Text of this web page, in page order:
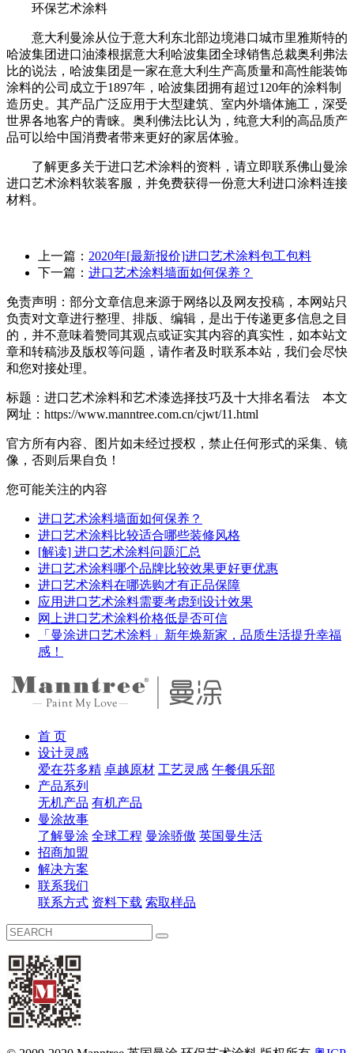
环保艺术涂料
意大利曼涂从位于意大利东北部边境港口城市里雅斯特的
哈波集团进口油漆根据意大利哈波集团全球销售总裁奥利弗法
比的说法，哈波集团是一家在意大利生产高质量和高性能装饰
涂料的公司成立于1897年，哈波集团拥有超过120年的涂料制
造历史。其产品广泛应用于大型建筑、室内外墙体施工，深受
世界各地客户的青睐。奥利佛法比认为，纯意大利的高品质产
品可以给中国消费者带来更好的家居体验。
了解更多关于进口艺术涂料的资料，请立即联系佛山曼涂
进口艺术涂料软装客服，并免费获得一份意大利进口涂料连接
材料。
上一篇： 2020年[最新报价]进口艺术涂料包工包料
下一篇： 进口艺术涂料墙面如何保养？
免责声明：部分文章信息来源于网络以及网友投稿，本网站只
负责对文章进行整理、排版、编辑，是出于传递更多信息之目
的，并不意味着赞同其观点或证实其内容的真实性，如本站文
章和转稿涉及版权等问题，请作者及时联系本站，我们会尽快
和您对接处理。
标题：进口艺术涂料和艺术漆选择技巧及十大排名看法 本文
网址：https://www.manntree.com.cn/cjwt/11.html
官方所有内容、图片如未经过授权，禁止任何形式的采集、镜
像，否则后果自负！
您可能关注的内容
进口艺术涂料墙面如何保养？
进口艺术涂料比较适合哪些装修风格
[解读] 进口艺术涂料问题汇总
进口艺术涂料哪个品牌比较效果更好更优惠
进口艺术涂料在哪选购才有正品保障
应用进口艺术涂料需要考虑到设计效果
网上进口艺术涂料价格低是否可信
「曼涂进口艺术涂料」新年焕新家，品质生活提升幸福
感！
首 页
设计灵感
爱在芬多精 卓越原材 工艺灵感 午餐俱乐部
产品系列
无机产品 有机产品
曼涂故事
了解曼涂 全球工程 曼涂骄傲 英国曼生活
招商加盟
解决方案
联系我们
联系方式 资料下载 索取样品